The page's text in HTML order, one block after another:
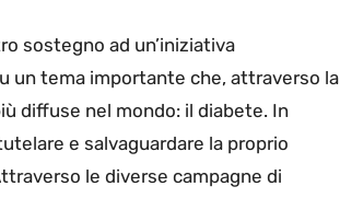
sostegno ad un’iniziativa
un tema importante che, attraverso la
diffuse nel mondo: il diabete. In
e salvaguardare la proprio
le diverse campagne di